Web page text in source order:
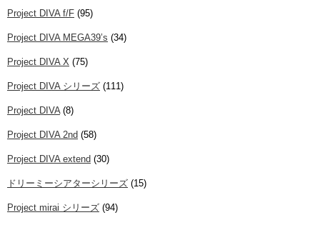
Project DIVA f/F (95)
Project DIVA MEGA39’s (34)
Project DIVA X (75)
Project DIVA シリーズ (111)
Project DIVA (8)
Project DIVA 2nd (58)
Project DIVA extend (30)
ドリーミーシアターシリーズ (15)
Project mirai シリーズ (94)